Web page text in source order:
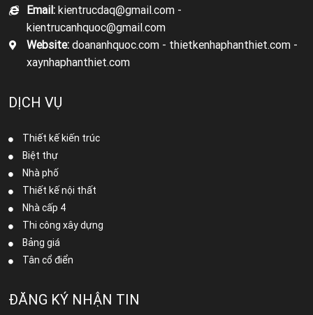
Email: kientrucdaq@gmail.com -
kientrucanhquoc@gmail.com
Website: doananhquoc.com - thietkenhaphanthiet.com -
xaynhaphanthiet.com
DỊCH VỤ
Thiết kế kiến trúc
Biệt thự
Nhà phố
Thiết kế nội thất
Nhà cấp 4
Thi công xây dựng
Bảng giá
Tân cổ điển
ĐĂNG KÝ NHẬN TIN